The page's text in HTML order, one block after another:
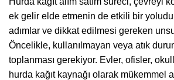
ek gelir elde etmenin de etkili bir
adımlar ve dikkat edilmesi gereken
Öncelikle, kullanılmayan veya atık
toplanması gerekiyor. Evler, ofisler,
hurda kağıt kaynağı olarak mükemmel